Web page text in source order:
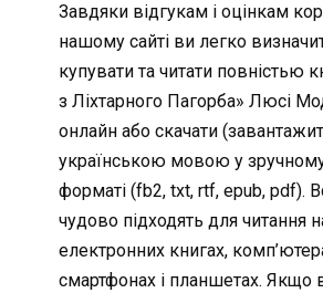
Завдяки відгукам і оцінкам
нашому сайті ви легко
купувати та читати повністью
з Ліхтарного Пагорба» Люсі
онлайн або скачати
українською мовою у
форматі (fb2, txt, rtf, epub, pdf).
чудово підходять для читання
електронних книгах,
смартфонах і планшетах. Якщо